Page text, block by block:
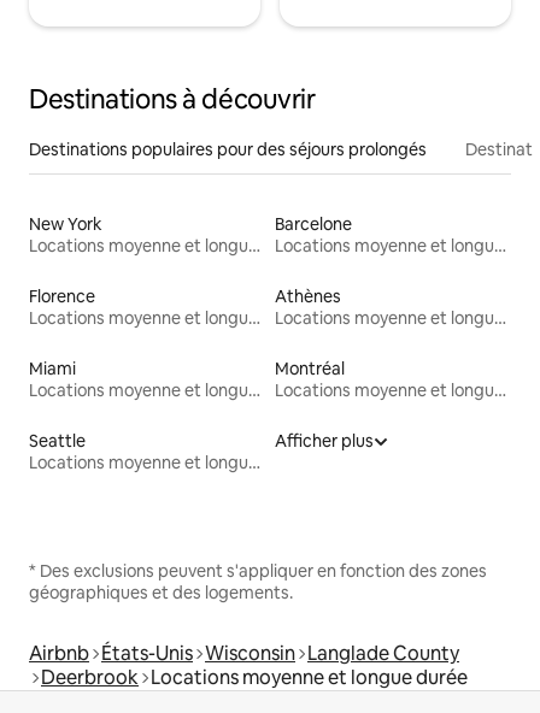
Destinations à découvrir
Destinations populaires pour des séjours prolongés
New York
Locations moyenne et longue durée
Barcelone
Locations moyenne et longue durée
Florence
Locations moyenne et longue durée
Athènes
Locations moyenne et longue durée
Miami
Locations moyenne et longue durée
Montréal
Locations moyenne et longue durée
Seattle
Locations moyenne et longue durée
Afficher plus
* Des exclusions peuvent s'appliquer en fonction des zones
géographiques et des logements.
Airbnb États-Unis Wisconsin Langlade County
Deerbrook Locations moyenne et longue durée